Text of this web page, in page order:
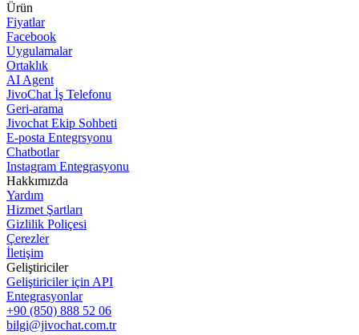
Ürün
Fiyatlar
Facebook
Uygulamalar
Ortaklık
AI Agent
JivoChat İş Telefonu
Geri-arama
Jivochat Ekip Sohbeti
E-posta Entegrsyonu
Chatbotlar
Instagram Entegrasyonu
Hakkımızda
Yardım
Hizmet Şartları
Gizlilik Poliçesi
Çerezler
İletişim
Geliştiriciler
Geliştiriciler için API
Entegrasyonlar
+90 (850) 888 52 06
bilgi@jivochat.com.tr